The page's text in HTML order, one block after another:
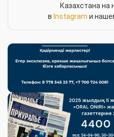
Казахстана на
в Instagram и